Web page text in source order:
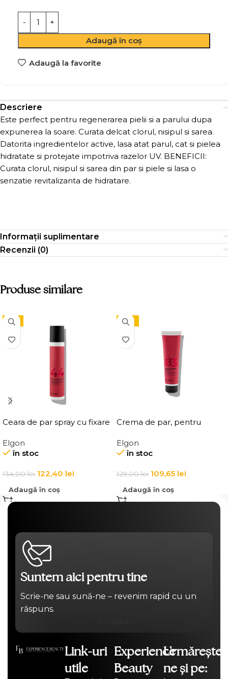
Adaugă în coș
Adaugă la favorite
Descriere
Este perfect pentru regenerarea pielii si a parului dupa
expunerea la soare. Curata delcat clorul, nisipul si sarea.
Datorita ingredientelor active, lasa atat parul, cat si pielea
hidratate si protejate impotriva razelor UV. BENEFICII:
Curata clorul, nisipul si sarea din par si piele si lasa o
senzatie revitalizanta de hidratare.
Informații suplimentare
Recenzii (0)
Produse similare
-9%
Ceara de par spray cu fixare
Hold Spray Wax
Elgon
în stoc
134,00lei 122,40 lei
Adaugă în coș
-15%
Crema de par, pentru
Affixx 83 Curl Creator
Cream
Elgon
în stoc
129,00lei 109,65 lei
Adaugă în coș
Suntem aici pentru tine
Scrie-ne sau sună-ne – revenim rapid cu un
răspuns.
Link-uri
utile
Experience
Beauty
Urmărește-
ne și pe: